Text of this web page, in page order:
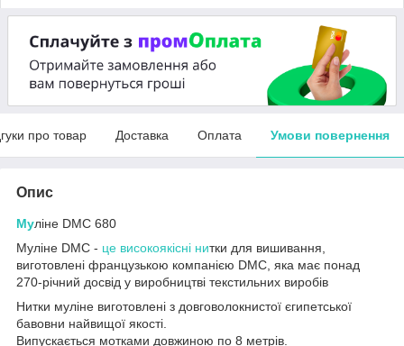
про товар Доставка Оплата Умови повернення
Опис
Муліне DMC 680
Муліне DMC - це високоякісні нитки для вишивання,
виготовлені французькою компанією DMC, яка має понад
270-річний досвід у виробництві текстильних виробів
Нитки муліне виготовлені з довговолокнистої єгипетської
бавовни найвищої якості.
Випускається мотками довжиною по 8 метрів.